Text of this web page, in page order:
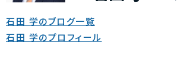
石田 学のブログ一覧
石田 学のプロフィール